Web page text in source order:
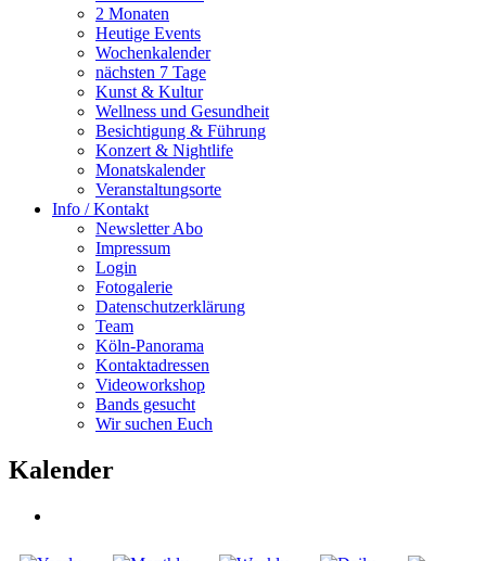
2 Monaten
Heutige Events
Wochenkalender
nächsten 7 Tage
Kunst & Kultur
Wellness und Gesundheit
Besichtigung & Führung
Konzert & Nightlife
Monatskalender
Veranstaltungsorte
Info / Kontakt
Newsletter Abo
Impressum
Login
Fotogalerie
Datenschutzerklärung
Team
Köln-Panorama
Kontaktadressen
Videoworkshop
Bands gesucht
Wir suchen Euch
Kalender